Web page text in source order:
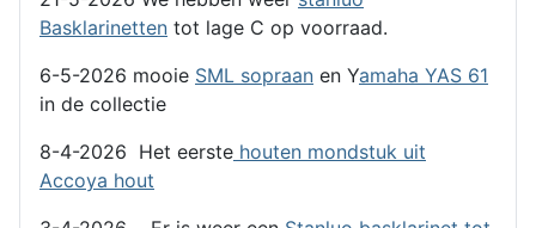
Basklarinetten tot lage C op voorraad.
6-5-2026 mooie SML sopraan en Yamaha YAS 61
in de collectie
8-4-2026 Het eerste houten mondstuk uit
Accoya hout